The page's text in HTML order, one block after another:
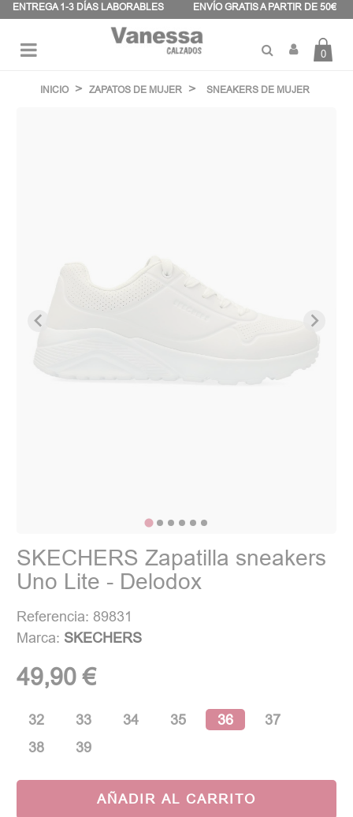
ENTREGA 1-3 DÍAS LABORABLES ENVÍO GRATIS A PARTIR DE 50€
palanca
0
INICIO ZAPATOS DE MUJER SNEAKERS DE MUJER
SKECHERS Zapatilla sneakers
Uno Lite - Delodox
Referencia: 89831
Marca: SKECHERS
49,90 €
32 33 34 35 36
37
38
39
AÑADIR AL CARRITO
Panel de gestión de cookies